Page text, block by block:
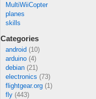
MultiWiiCopter
planes
skills
Categories
android (10)
arduino (4)
debian (21)
electronics (73)
flightgear.org (1)
fly (443)